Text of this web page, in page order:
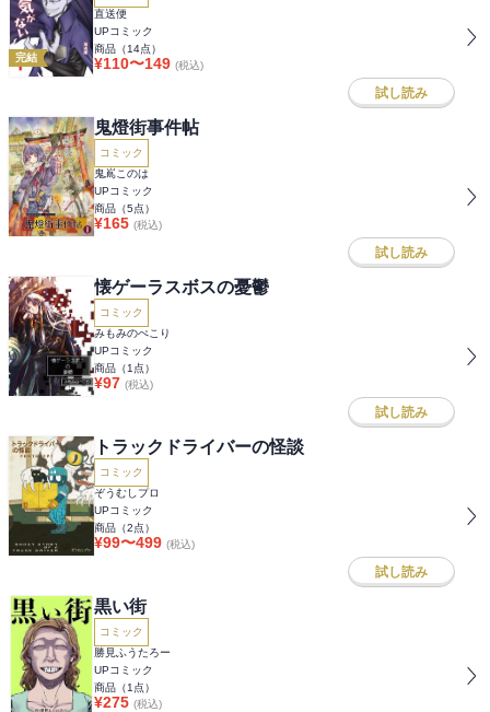
完結
直送便
UPコミック
商品（14点）
¥110〜149 (税込)
試し読み
鬼燈街事件帖
コミック
鬼嶌このは
UPコミック
商品（5点）
¥165 (税込)
試し読み
懐ゲーラスボスの憂鬱
コミック
みもみのぺこり
UPコミック
商品（1 点）
¥97 (税込)
試し読み
トラックドライバーの怪談
コミック
ぞうむしプロ
UPコミック
商品（2点）
¥99〜499 (税込)
試し読み
黒い街
コミック
勝見ふうたろー
UPコミック
商品（1 点）
¥275 (税込)